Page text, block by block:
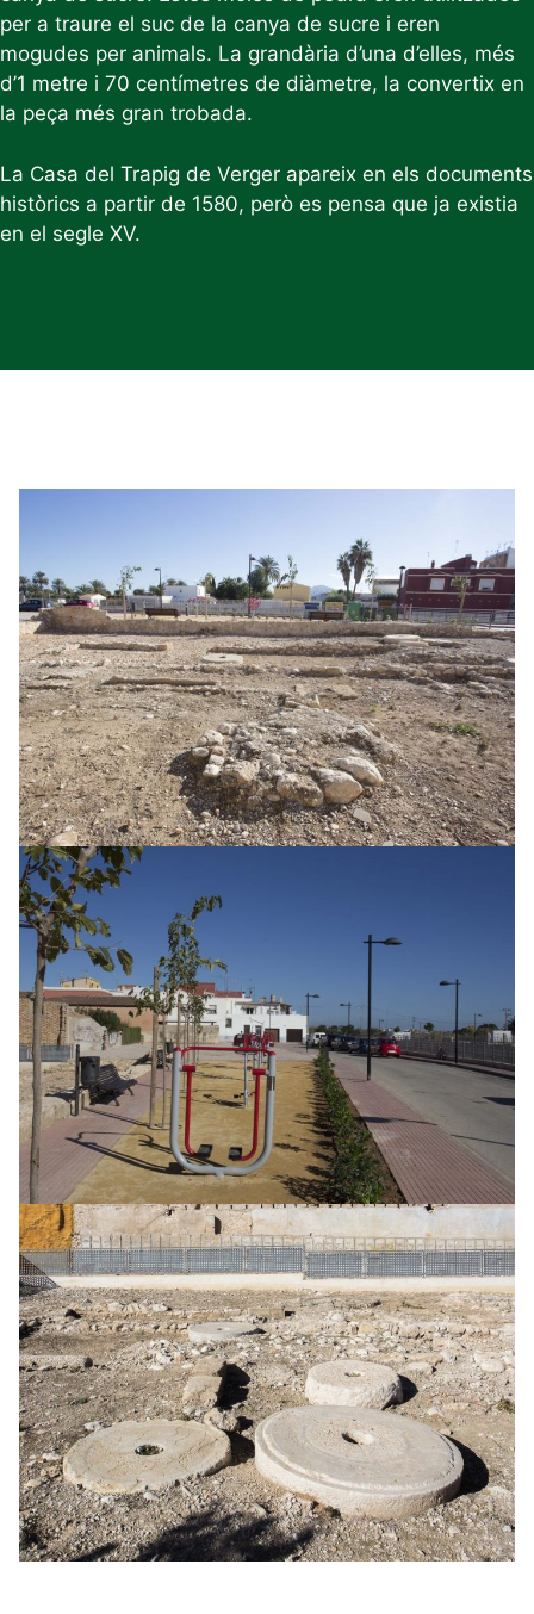
per a traure el suc de la canya de sucre i eren
mogudes per animals. La grandària d’una d’elles, més
d’1 metre i 70 centímetres de diàmetre, la convertix en
la peça més gran trobada.
La Casa del Trapig de Verger apareix en els documents
històrics a partir de 1580, però es pensa que ja existia
en el segle XV.